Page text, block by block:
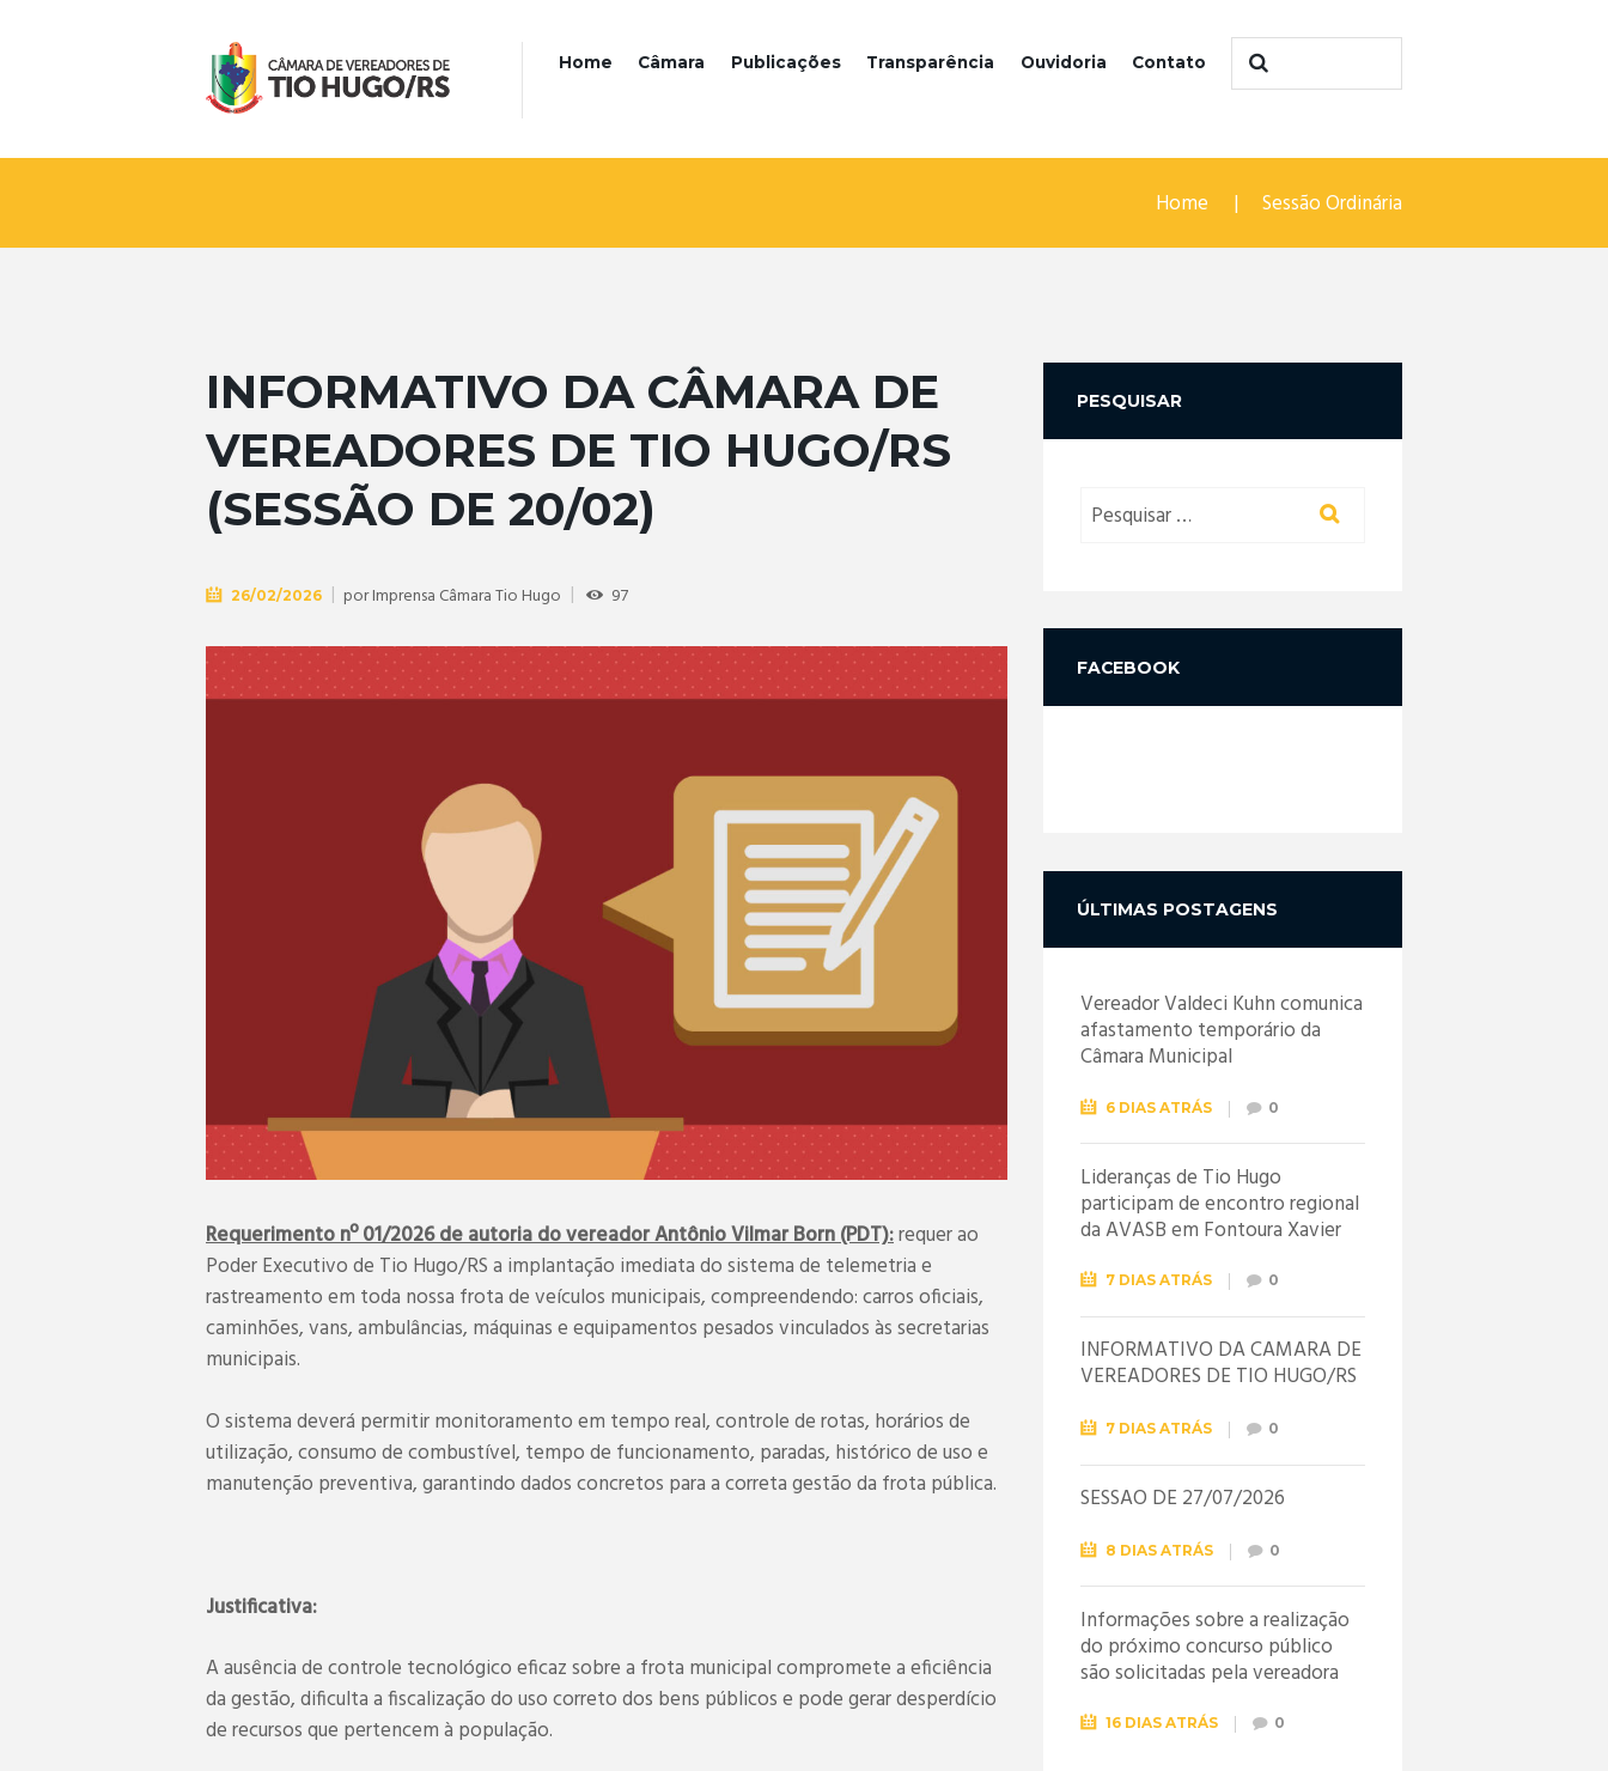
Home Câmara Publicações Transparência Ouvidoria Contato
Home Sessão Ordinária
INFORMATIVO DA CÂMARA DE
VEREADORES DE TIO HUGO/RS
(SESSÃO DE 20/02)
26/02/2026 porImprensa Câmara Tio Hugo 97
Requerimento nº 01/2026 de autoria do vereador Antônio Vilmar Born (PDT):requer ao
Poder Executivo de Tio Hugo/RS a implantação imediata do sistema de telemetria e
rastreamento em toda nossa frota de veículos municipais, compreendendo: carros oficiais,
caminhões, vans, ambulâncias, máquinas e equipamentos pesados vinculados às secretarias
municipais.
O sistema deverá permitir monitoramento em tempo real, controle de rotas, horários de
utilização, consumo de combustível, tempo de funcionamento, paradas, histórico de uso e
manutenção preventiva, garantindo dados concretos para a correta gestão da frota pública.
Justificativa:
A ausência de controle tecnológico eficaz sobre a frota municipal compromete a eficiência
da gestão, dificulta a fiscalização do uso correto dos bens públicos e pode gerar desperdício
de recursos que pertencem à população.
PESQUISAR
FACEBOOK
ÚLTIMAS POSTAGENS
Vereador Valdeci Kuhn comunica
afastamento temporário da
Câmara Municipal
6 DIAS ATRÁS 0
Lideranças de Tio Hugo
participam de encontro regional
da AVASB em Fontoura Xavier
7 DIAS ATRÁS 0
INFORMATIVO DA CÂMARA DE
VEREADORES DE TIO HUGO/RS
7 DIAS ATRÁS 0
SESSÃO DE 27/07/2026
8 DIAS ATRÁS 0
Informações sobre a realização
do próximo concurso público
são solicitadas pela vereadora
16 DIAS ATRÁS 0